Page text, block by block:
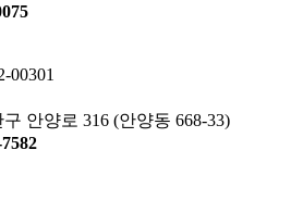
00301
안양로 316 (안양동 668-33)